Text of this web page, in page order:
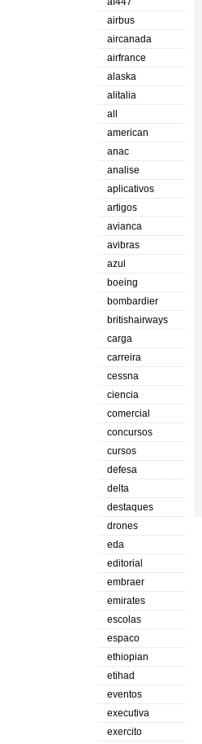
airbus
aircanada
airfrance
alaska
alitalia
all
american
anac
analise
aplicativos
artigos
avianca
avibras
azul
boeing
bombardier
britishairways
carga
carreira
cessna
ciencia
comercial
concursos
cursos
defesa
delta
destaques
drones
eda
editorial
embraer
emirates
escolas
espaco
ethiopian
etihad
eventos
executiva
exercito